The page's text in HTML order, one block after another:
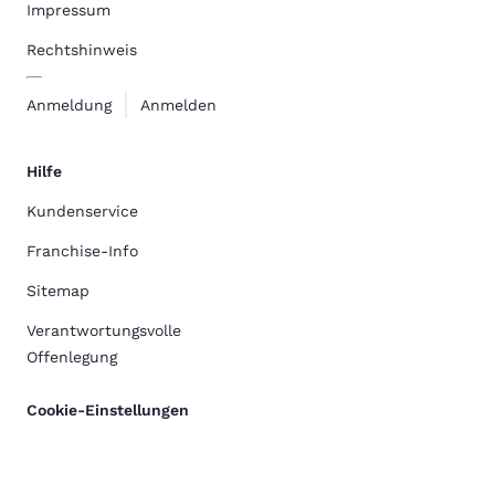
Impressum
Rechtshinweis
Anmeldung Anmelden
Hilfe
Kundenservice
Franchise-Info
Sitemap
Verantwortungsvolle
Offenlegung
Cookie-Einstellungen